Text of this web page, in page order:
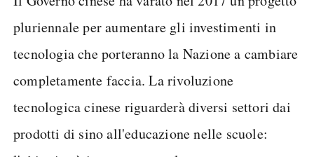
pluriennale per aumentare gli investimenti in
tecnologia che porteranno la Nazione a cambiare
completamente faccia. La rivoluzione
tecnologica cinese riguarderà diversi settori dai
prodotti di sino all'educazione nelle scuole: